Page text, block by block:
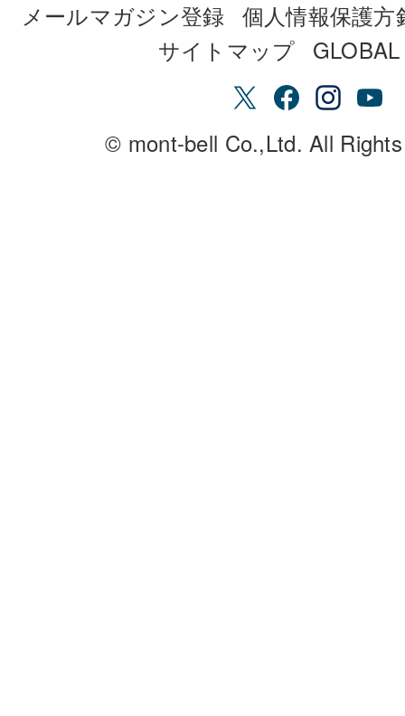
メールマガジン登録 個人情報保護方
サイトマップ
© mont-bell Co.,Ltd. All